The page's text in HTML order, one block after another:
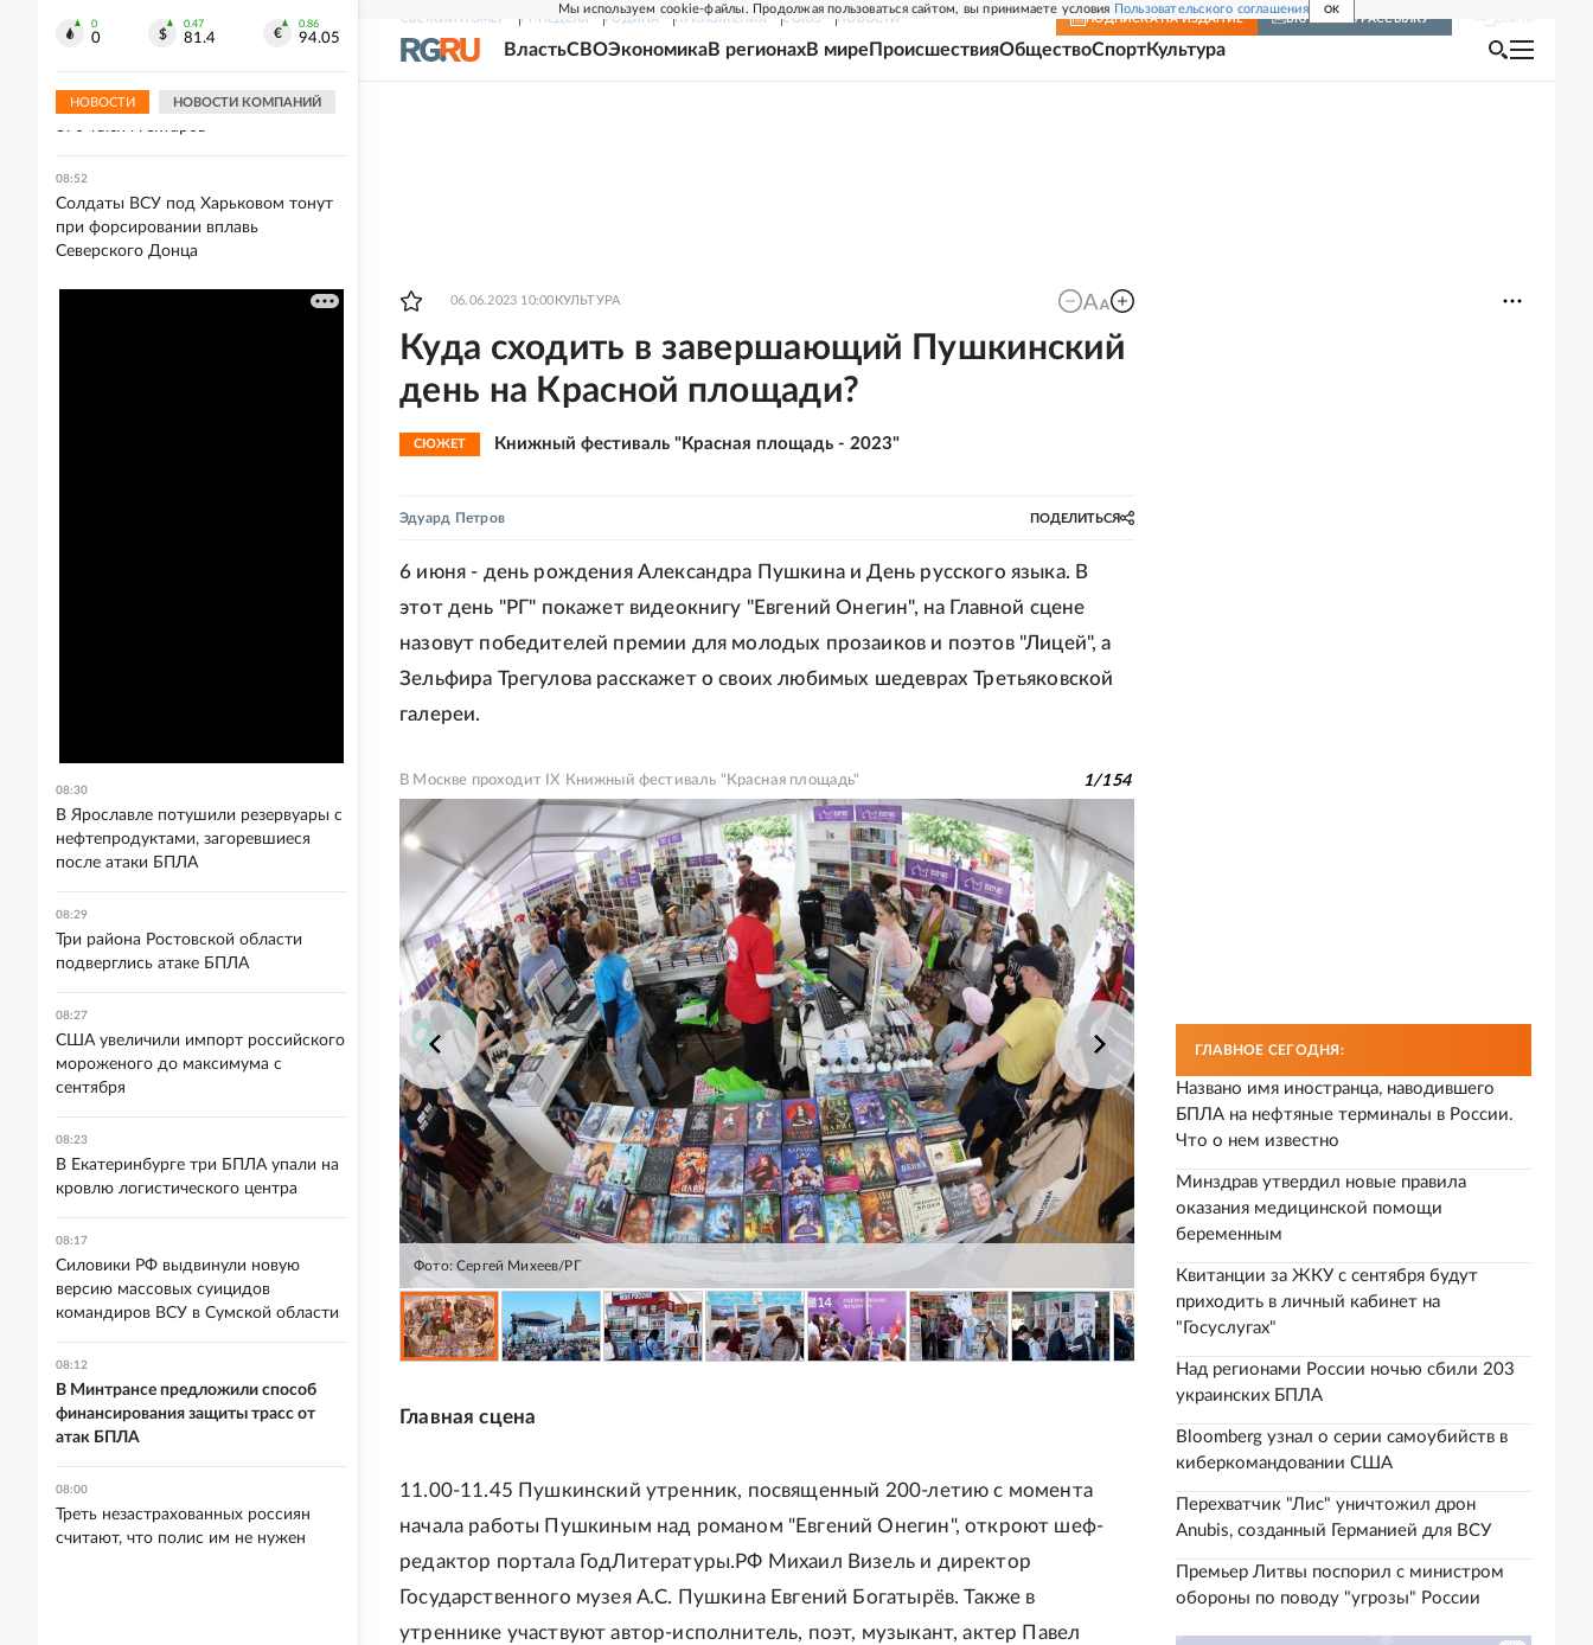
Мы используем cookie-файлы. Продолжая пользоваться сайтом, вы принимаете условия Пользовательского соглашения OK
СВЕЖИЙ НОМЕР РГ-НЕДЕЛЯ РОДИНА ПРИЛОЖЕНИЯ СОЮЗ НОВОСТИ ПОДПИСКА НА ИЗДАНИЕ ВКЛЮЧИТЬ РАССЫЛКУ
ВластьСВОЭкономикаВ регионахВ мире ПроисшествияОбществоСпортКультура
06.06.2023 10:00 КУЛЬТУРА
Куда сходить в завершающий Пушкинский
день на Красной площади?
СЮЖЕТ Книжный фестиваль "Красная площадь - 2023"
Эдуард Петров ПОДЕЛИТЬСЯ
6 июня - день рождения Александра Пушкина и День русского языка. В
этот день "РГ" покажет видеокнигу "Евгений Онегин", на Главной сцене
назовут победителей премии для молодых прозаиков и поэтов "Лицей", а
Зельфира Трегулова расскажет о своих любимых шедеврах Третьяковской
галереи.
В Москве проходит IX Книжный фестиваль "Красная площадь" 1/154
Фото: Сергей Михеев/РГ
Главная сцена
11.00-11.45 Пушкинский утренник, посвященный 200-летию с момента
начала работы Пушкиным над романом "Евгений Онегин", откроют шеф-
редактор портала ГодЛитературы.РФ Михаил Визель и директор
Государственного музея А.С. Пушкина Евгений Богатырёв. Также в
утреннике участвуют автор-исполнитель, поэт, музыкант, актер Павел
ГЛАВНОЕ СЕГОДНЯ:
Названо имя иностранца, наводившего
БПЛА на нефтяные терминалы в России.
Что о нем известно
Минздрав утвердил новые правила
оказания медицинской помощи
беременным
Квитанции за ЖКУ с сентября будут
приходить в личный кабинет на
"Госуслугах"
Над регионами России ночью сбили 203
украинских БПЛА
Bloomberg узнал о серии самоубийств в
киберкомандовании США
Перехватчик "Лис" уничтожил дрон
Anubis, созданный Германией для ВСУ
Премьер Литвы поспорил с министром
обороны по поводу "угрозы" России
0
0
0.47
81.4
0.86
94.05
НОВОСТИ НОВОСТИ КОМПАНИЙ
Красноярском крае увеличилась до
370 тысяч гектаров
08:52
Солдаты ВСУ под Харьковом тонут
при форсировании вплавь
Северского Донца
08:30
В Ярославле потушили резервуары с
нефтепродуктами, загоревшиеся
после атаки БПЛА
08:29
Три района Ростовской области
подверглись атаке БПЛА
08:27
США увеличили импорт российского
мороженого до максимума с
сентября
08:23
В Екатеринбурге три БПЛА упали на
кровлю логистического центра
08:17
Силовики РФ выдвинули новую
версию массовых суицидов
командиров ВСУ в Сумской области
08:12
В Минтрансе предложили способ
финансирования защиты трасс от
атак БПЛА
08:00
Треть незастрахованных россиян
считают, что полис им не нужен